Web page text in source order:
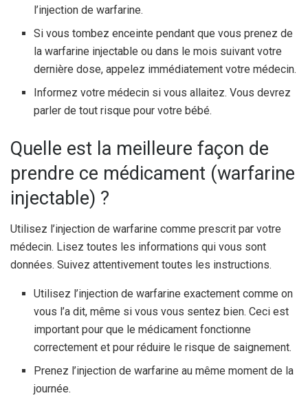
l’injection de warfarine.
Si vous tombez enceinte pendant que vous prenez de
la warfarine injectable ou dans le mois suivant votre
dernière dose, appelez immédiatement votre médecin.
Informez votre médecin si vous allaitez. Vous devrez
parler de tout risque pour votre bébé.
Quelle est la meilleure façon de
prendre ce médicament (warfarine
injectable) ?
Utilisez l’injection de warfarine comme prescrit par votre
médecin. Lisez toutes les informations qui vous sont
données. Suivez attentivement toutes les instructions.
Utilisez l’injection de warfarine exactement comme on
vous l’a dit, même si vous vous sentez bien. Ceci est
important pour que le médicament fonctionne
correctement et pour réduire le risque de saignement.
Prenez l’injection de warfarine au même moment de la
journée.